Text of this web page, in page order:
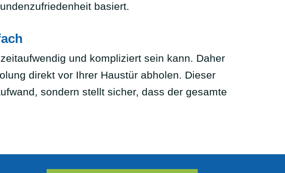
basiert.
und kompliziert sein kann. Daher
direkt vor Ihrer Haustür abholen. Dieser
sondern stellt sicher, dass der gesamte